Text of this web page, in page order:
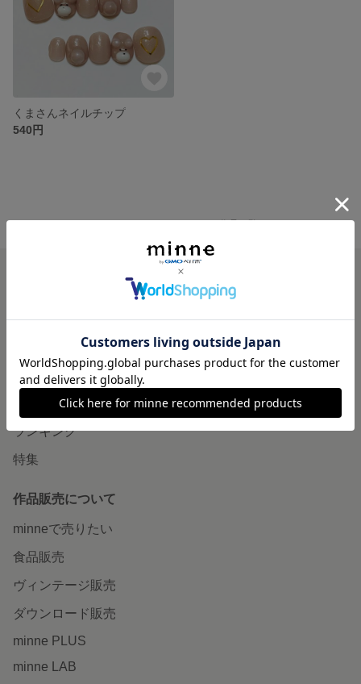
くまさんネイルチップ
540円
minne ホーム SHIORI_KUMA'S GALLERY の作品一覧
minneについて
minneで買いたい
作品をさがす
ショップをさがす
ランキング
特集
作品販売について
minneで売りたい
食品販売
ヴィンテージ販売
ダウンロード販売
minne PLUS
minne LAB